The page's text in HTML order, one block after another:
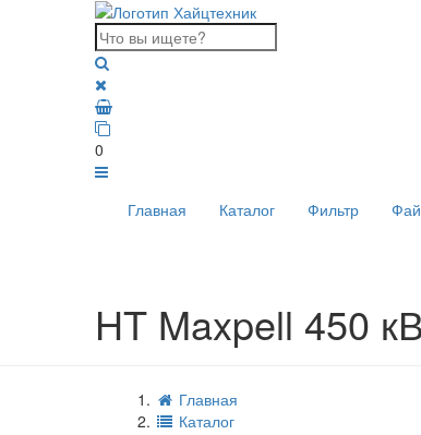
0
Главная Каталог Фильтр
HT Maxpell 450
Главная
Каталог